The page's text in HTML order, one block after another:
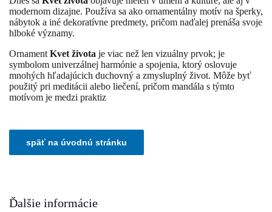
modernom dizajne. Používa sa ako ornamentálny motív na šperky,
nábytok a iné dekoratívne predmety, pričom naďalej prenáša svoje
hlboké významy.
Ornament Kvet života je viac než len vizuálny prvok; je
symbolom univerzálnej harmónie a spojenia, ktorý oslovuje
mnohých hľadajúcich duchovný a zmysluplný život. Môže byť
použitý pri meditácii alebo liečení, pričom mandála s týmto
motívom je medzi praktiz
Ďalšie informácie